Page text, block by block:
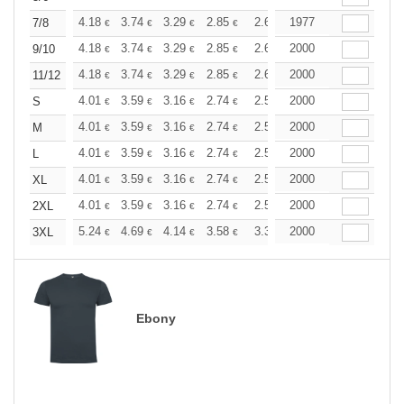
7/8
4.18 € 3.74 € 3.29 € 2.85 € 2.63 2.52
1977
9/10
4.18 € 3.74 € 3.29 € 2.85 € 2.63 2.52
2000
11/12
4.18 € 3.74 € 3.29 € 2.85 € 2.63 2.52
2000
S
4.01 € 3.59 € 3.16 € 2.74 € 2.53 2.43
2000
M
4.01 € 3.59 € 3.16 € 2.74 € 2.53 2.43
2000
L
4.01 € 3.59 € 3.16 € 2.74 € 2.53 2.43
2000
XL
4.01 € 3.59 € 3.16 € 2.74 € 2.53 2.43
2000
2XL
4.01 € 3.59 € 3.16 € 2.74 € 2.53 2.43
2000
3XL
5.24 € 4.69 € 4.14 € 3.58 € 3.31 3.17
2000
Ebony